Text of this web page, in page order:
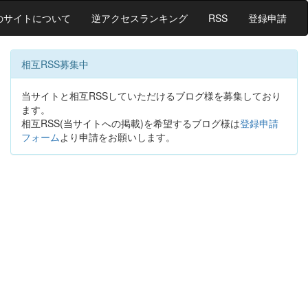
サイトについて 逆アクセスランキング RSS 登録申請
相互RSS募集中
当サイトと相互RSSしていただけるブログ様を募集しており
ます。
相互RSS(当サイトへの掲載)を希望するブログ様は登録申請
フォームより申請をお願いします。